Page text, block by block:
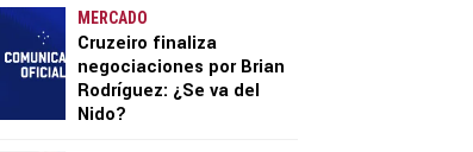
MERCADO
Cruzeiro finaliza
negociaciones por Brian
Rodríguez: ¿Se va del
Nido?